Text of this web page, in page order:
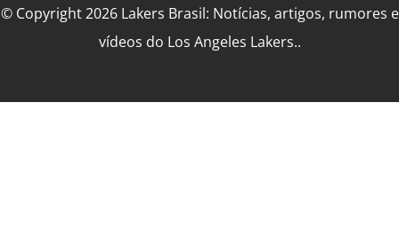
© Copyright 2026 Lakers Brasil: Notícias, artigos, rumores e
vídeos do Los Angeles Lakers..